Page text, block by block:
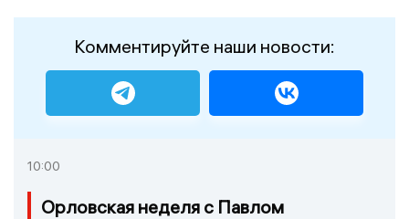
Комментируйте наши новости:
10:00
Орловская неделя с Павлом